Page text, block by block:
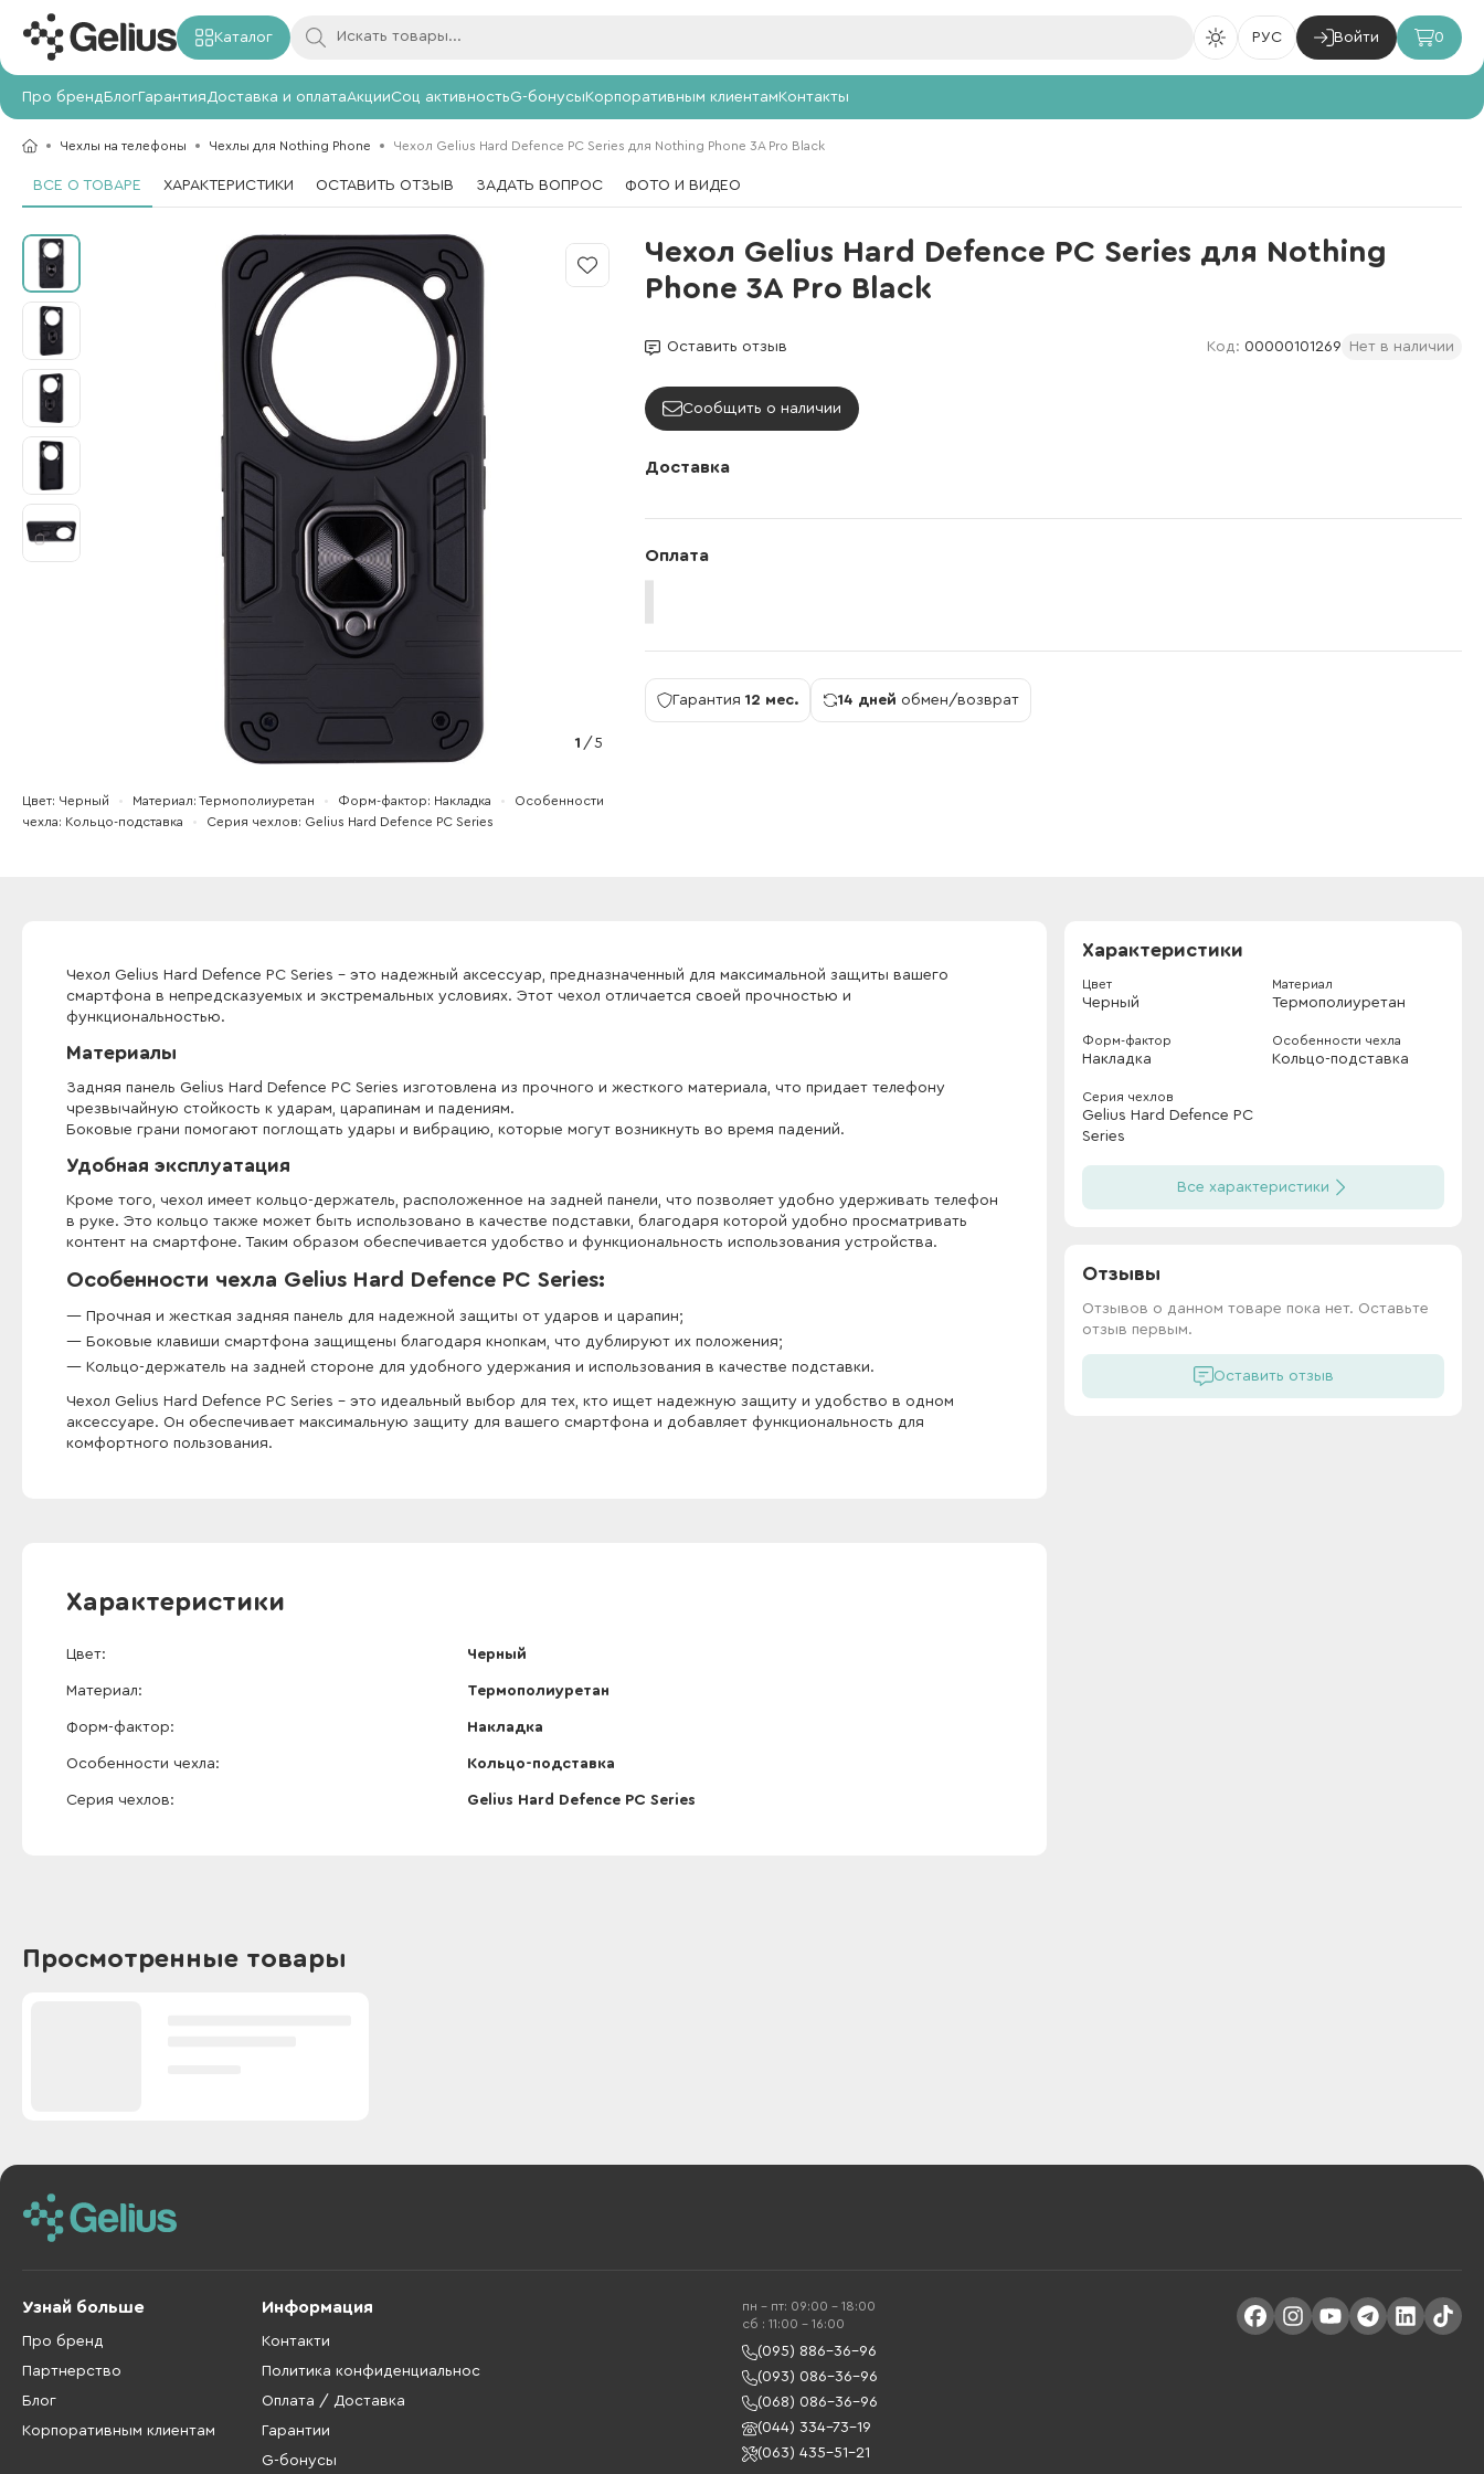
Каталог РУС Войти 0
Про брендБлогГарантия Доставка и оплатаАкцииСоц активностьG-бонусыКорпоративным клиентамКонтакты
Чехлы на телефоны Чехлы для Nothing Phone Чехол Gelius Hard Defence PC Series для Nothing Phone 3A Pro Black
ВСЕ О ТОВАРЕ ХАРАКТЕРИСТИКИ ОСТАВИТЬ ОТЗЫВ ЗАДАТЬ ВОПРОС ФОТО И ВИДЕО
Чехол Gelius Hard Defence PC Series для Nothing
Phone 3A Pro Black
Оставить отзыв Код: 00000101269 Нет в наличии
1 /5
Цвет Черный Материал Термополиуретан Форм-фактор Накладка
Особенности
чехла
Кольцо-подставка Серия чехлов Gelius Hard Defence PC Series
Сообщить о наличии
Доставка
Оплата
Гарантия 12 мес. 14 дней обмен/возврат
Чехол Gelius Hard Defence PC Series - это надежный аксессуар, предназначенный для максимальной защиты вашего
смартфона в непредсказуемых и экстремальных условиях. Этот чехол отличается своей прочностью и
функциональностью.
Материалы
Задняя панель Gelius Hard Defence PC Series изготовлена из прочного и жесткого материала, что придает телефону
чрезвычайную стойкость к ударам, царапинам и падениям.
Боковые грани помогают поглощать удары и вибрацию, которые могут возникнуть во время падений.
Удобная эксплуатация
Кроме того, чехол имеет кольцо-держатель, расположенное на задней панели, что позволяет удобно удерживать телефон
в руке. Это кольцо также может быть использовано в качестве подставки, благодаря которой удобно просматривать
контент на смартфоне. Таким образом обеспечивается удобство и функциональность использования устройства.
Особенности чехла Gelius Hard Defence PC Series:
Прочная и жесткая задняя панель для надежной защиты от ударов и царапин;
Боковые клавиши смартфона защищены благодаря кнопкам, что дублируют их положения;
Кольцо-держатель на задней стороне для удобного удержания и использования в качестве подставки.
Чехол Gelius Hard Defence PC Series - это идеальный выбор для тех, кто ищет надежную защиту и удобство в одном
аксессуаре. Он обеспечивает максимальную защиту для вашего смартфона и добавляет функциональность для
комфортного пользования.
Характеристики
Цвет
Черный
Материал
Термополиуретан
Форм-фактор
Накладка
Особенности чехла
Кольцо-подставка
Серия чехлов
Gelius Hard Defence PC
Series
Все характеристики
Отзывы
Отзывов о данном товаре пока нет. Оставьте
отзыв первым.
Оставить отзыв
Характеристики
Цвет Черный
Материал Термополиуретан
Форм-фактор Накладка
Особенности чехла Кольцо-подставка
Серия чехлов Gelius Hard Defence PC Series
Просмотренные товары
Узнай больше
Про бренд
Партнерство
Блог
Корпоративным клиентам
Информация
Контакти
Политика конфиденциальнос
Оплата / Доставка
Гарантии
G-бонусы
пн - пт: 09:00 - 18:00
cб : 11:00 - 16:00
(095) 886-36-96
(093) 086-36-96
(068) 086-36-96
(044) 334-73-19
(063) 435-51-21